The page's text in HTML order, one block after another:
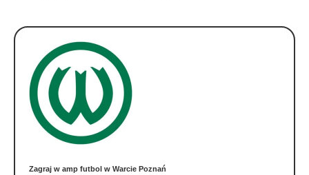
Zagraj w amp futbol w Warcie Poznań